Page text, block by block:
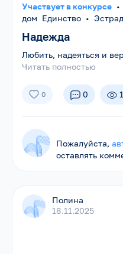
Участвует в конкурсе •
дом Единство •
Надежда
Любить, надеяться и
Читать полностью
0 0
Пожалуйста,
оставлять
Полина
18.11.2025